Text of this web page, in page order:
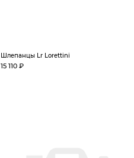
Шлепанцы Lr Lorettini
15 110 ₽